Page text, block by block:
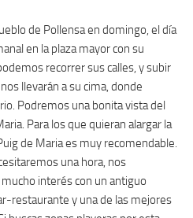
de Pollensa en domingo, el día
en la plaza mayor con su
recorrer sus calles, y subir
llevarán a su cima, donde
Podremos una bonita vista del
Para los que quieran alargar la
de Maria es muy recomendable.
una hora, nos
interés con un antiguo
restaurante y una de las mejores